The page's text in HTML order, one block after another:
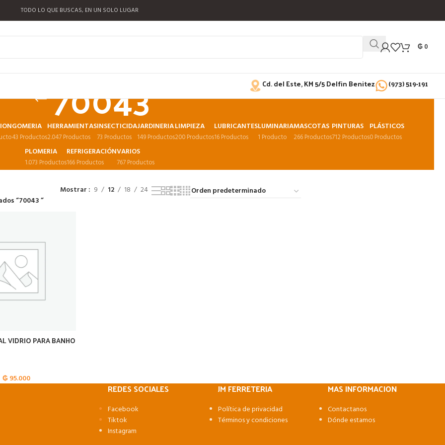
TODO LO QUE BUSCAS, EN UN SOLO LUGAR
₲0
Cd. del Este, KM 5/5 Delfin Benitez (973) 519-191
70043
GOMERIA
43 Productos
HERRAMIENTAS
2.047 Productos
INSECTICIDA
73 Productos
JARDINERIA
149 Productos
LIMPIEZA
200 Productos
LUBRICANTES
16 Productos
LUMINARIA
1 Producto
MASCOTAS
266 Productos
PINTURAS
712 Productos
PLÁSTICOS
0 Productos
PLOMERIA
1.073 Productos
REFRIGERACIÓN
166 Productos
VARIOS
767 Productos
“70043 ”
Mostrar 9 12 18 24
VIDRIO PARA BANHO
₲ 95.000
REDES SOCIALES
Facebook
Tiktok
Instagram
JM FERRETERIA
Política de privacidad
Términos y condiciones
MAS INFORMACION
Contactanos
Dónde estamos